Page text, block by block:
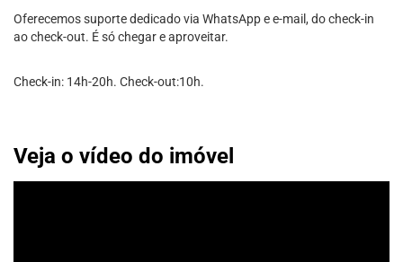
Oferecemos suporte dedicado via WhatsApp e e-mail, do check-in
ao check-out. É só chegar e aproveitar.
Check-in: 14h-20h. Check-out:10h.
Veja o vídeo do imóvel